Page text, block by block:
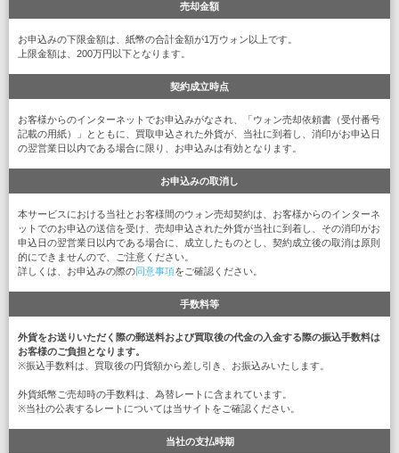
売却金額
お申込みの下限金額は、紙幣の合計金額が1万ウォン以上です。
上限金額は、200万円以下となります。
契約成立時点
お客様からのインターネットでお申込みがなされ、「ウォン売却依頼書（受付番号
記載の用紙）」とともに、買取申込された外貨が、当社に到着し、消印がお申込日
の翌営業日以内である場合に限り、お申込みは有効となります。
お申込みの取消し
本サービスにおける当社とお客様間のウォン売却契約は、お客様からのインターネ
ットでのお申込の送信を受け、売却申込された外貨が当社に到着し、その消印がお
申込日の翌営業日以内である場合に、成立したものとし、契約成立後の取消は原則
的にできませんので、ご注意ください。
詳しくは、お申込みの際の同意事項をご確認ください。
手数料等
外貨をお送りいただく際の郵送料および買取後の代金の入金する際の振込手数料は
お客様のご負担となります。
※振込手数料は、買取後の円貨額から差し引き、お振込みいたします。
外貨紙幣ご売却時の手数料は、為替レートに含まれています。
※当社の公表するレートについては当サイトをご確認ください。
当社の支払時期